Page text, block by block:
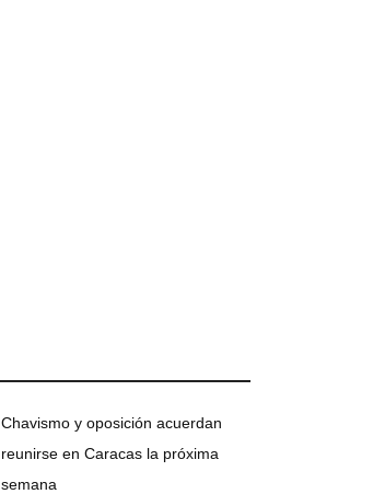
Chavismo y oposición acuerdan
reunirse en Caracas la próxima
semana